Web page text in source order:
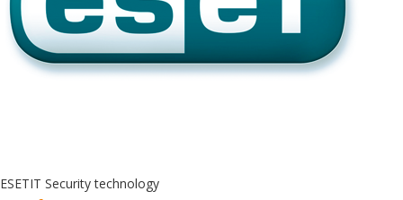
ESETIT Security technology